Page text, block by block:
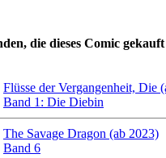
die dieses Comic
Flüsse der Vergangenheit, Die
Band 1: Die Diebin
The Savage Dragon (ab 2023)
Band 6